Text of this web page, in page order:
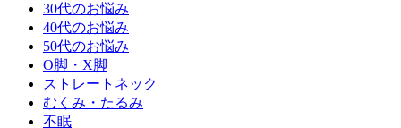
30代のお悩み
40代のお悩み
50代のお悩み
O脚・X脚
ストレートネック
むくみ・たるみ
不眠